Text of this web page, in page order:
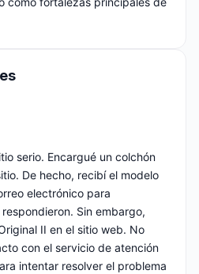
serio. Encargué un colchón
De hecho, recibí el modelo
electrónico para
Sin embargo,
II en el sitio web. No
con el servicio de atención
intentar resolver el problema